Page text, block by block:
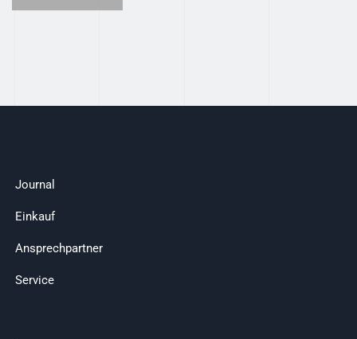
Journal
Einkauf
Ansprechpartner
Service